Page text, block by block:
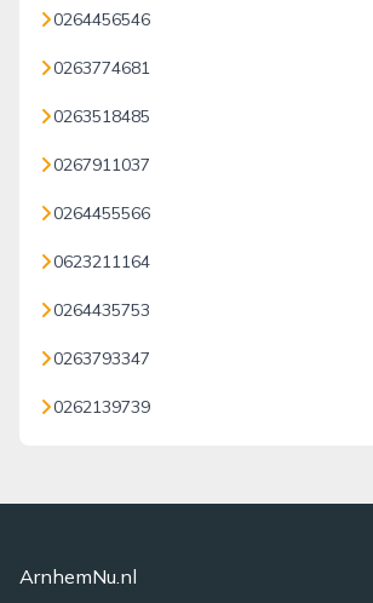
0264456546
0263774681
0263518485
0267911037
0264455566
0623211164
0264435753
0263793347
0262139739
ArnhemNu.nl